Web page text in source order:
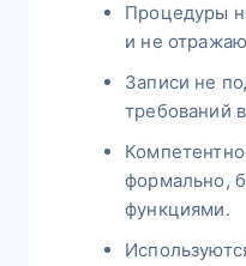
Процедуры
и не
Записи не
требований
формально,
функциями.